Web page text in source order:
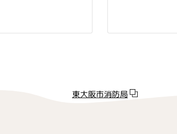
東大阪市消防局